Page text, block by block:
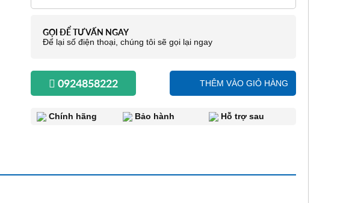
GỌI ĐỂ TƯ VẤN NGAY
Để lại số điện thoại, chúng tôi sẽ gọi lại ngay
0924858222 THÊM VÀO GIỎ HÀNG
Chính hãng Bảo hành Hỗ trợ sau